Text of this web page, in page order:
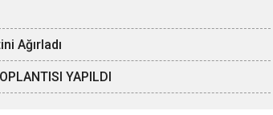
Ağırladı
YAPILDI